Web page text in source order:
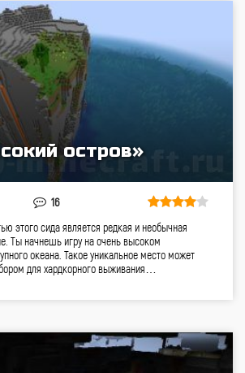
остров»
16
этого сида является редкая и необычная
Ты начнешь игру на очень высоком
океана. Такое уникальное место может
для хардкорного выживания…